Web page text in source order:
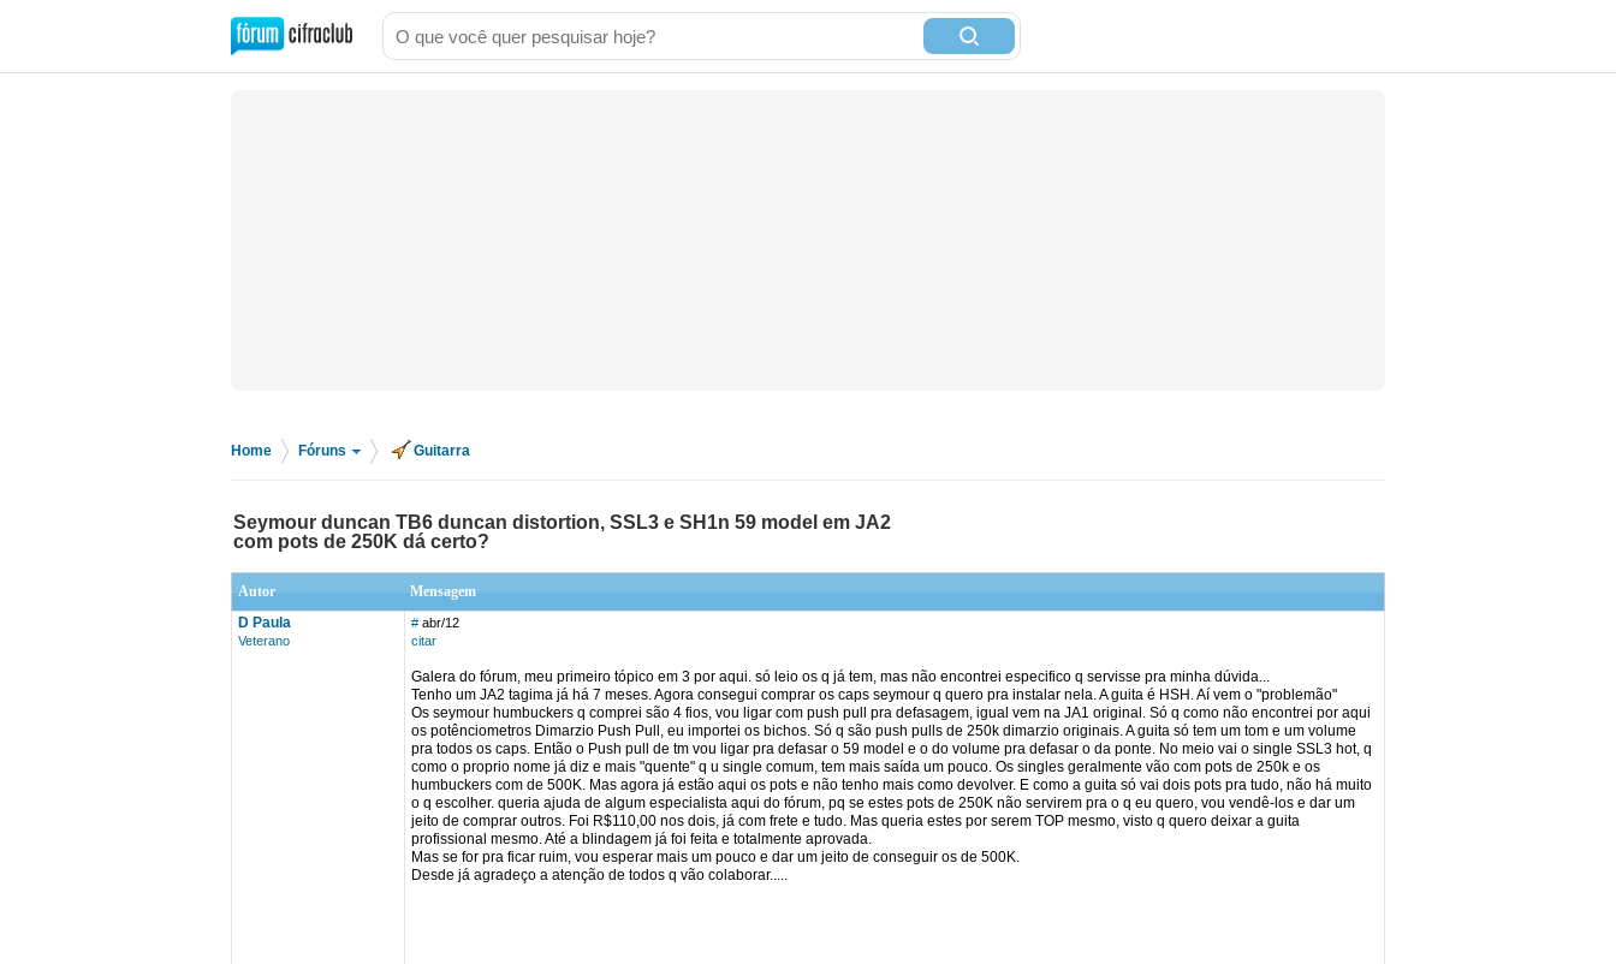
Home Fóruns Guitarra
Seymour duncan TB6 duncan distortion, SSL3 e SH1n 59 model em JA2
com pots de 250K dá certo?
Autor
Mensagem
D Paula
Veterano
# abr/12
citar
Galera do fórum, meu primeiro tópico em 3 por aqui. só leio os q já tem, mas não encontrei especifico q servisse pra minha dúvida...
Tenho um JA2 tagima já há 7 meses. Agora consegui comprar os caps seymour q quero pra instalar nela. A guita é HSH. Aí vem o "problemão"
Os seymour humbuckers q comprei são 4 fios, vou ligar com push pull pra defasagem, igual vem na JA1 original. Só q como não encontrei por aqui
os potênciometros Dimarzio Push Pull, eu importei os bichos. Só q são push pulls de 250k dimarzio originais. A guita só tem um tom e um volume
pra todos os caps. Então o Push pull de tm vou ligar pra defasar o 59 model e o do volume pra defasar o da ponte. No meio vai o single SSL3 hot, q
como o proprio nome já diz e mais "quente" q u single comum, tem mais saída um pouco. Os singles geralmente vão com pots de 250k e os
humbuckers com de 500K. Mas agora já estão aqui os pots e não tenho mais como devolver. E como a guita só vai dois pots pra tudo, não há muito
o q escolher. queria ajuda de algum especialista aqui do fórum, pq se estes pots de 250K não servirem pra o q eu quero, vou vendê-los e dar um
jeito de comprar outros. Foi R$110,00 nos dois, já com frete e tudo. Mas queria estes por serem TOP mesmo, visto q quero deixar a guita
profissional mesmo. Até a blindagem já foi feita e totalmente aprovada.
Mas se for pra ficar ruim, vou esperar mais um pouco e dar um jeito de conseguir os de 500K.
Desde já agradeço a atenção de todos q vão colaborar.....